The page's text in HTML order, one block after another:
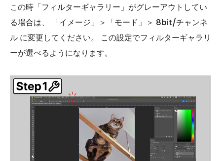
この時「フィルターギャラリー」がグレーアウトしてい
る場合は、 「イメージ」＞「モード」＞ 8bit/チャンネ
ル に変更してください。 この設定でフィルターギャラリ
ーが選べるようになります。